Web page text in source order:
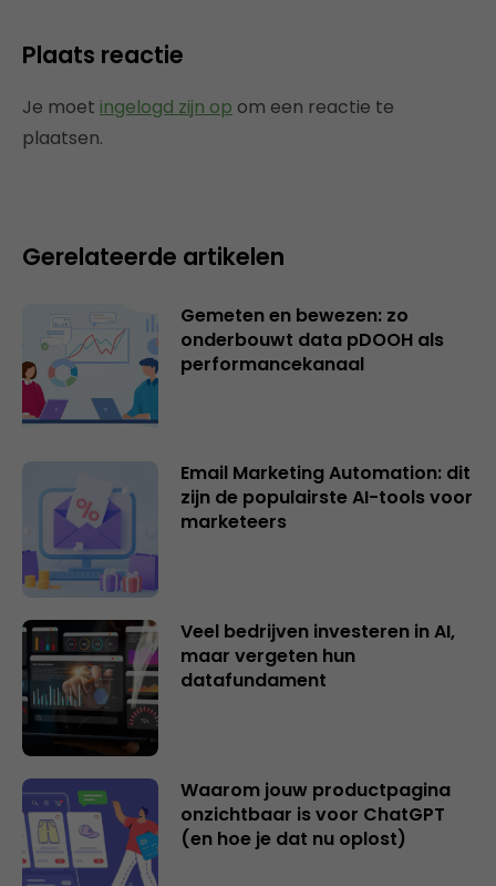
Plaats reactie
Je moet ingelogd zijn op om een reactie te
plaatsen.
Gerelateerde artikelen
Gemeten en bewezen: zo
onderbouwt data pDOOH als
performancekanaal
Email Marketing Automation: dit
zijn de populairste AI-tools voor
marketeers
Veel bedrijven investeren in AI,
maar vergeten hun
datafundament
Waarom jouw productpagina
onzichtbaar is voor ChatGPT
(en hoe je dat nu oplost)